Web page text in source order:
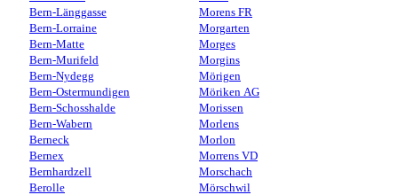
Bern-Länggasse
Bern-Lorraine
Bern-Matte
Bern-Murifeld
Bern-Nydegg
Bern-Ostermundigen
Bern-Schosshalde
Bern-Wabern
Berneck
Bernex
Bernhardzell
Berolle
Morens FR
Morgarten
Morges
Morgins
Mörigen
Möriken AG
Morissen
Morlens
Morlon
Morrens VD
Morschach
Mörschwil